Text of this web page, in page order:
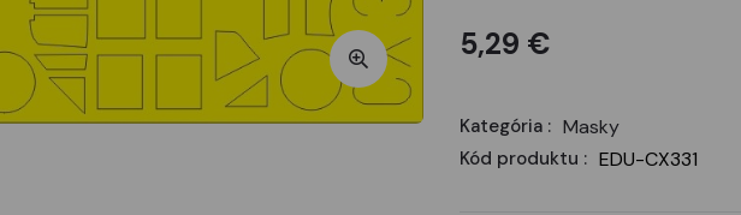
5,29 €
Kategória : Masky
Kód produktu : EDU-CX331